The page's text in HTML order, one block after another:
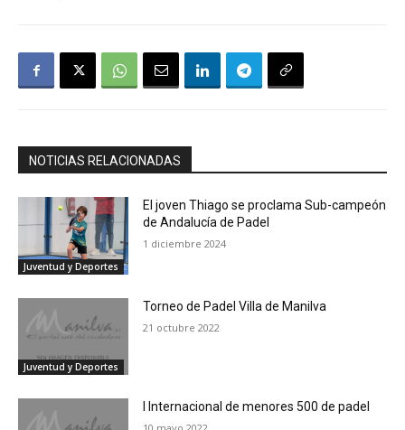
NOTICIAS RELACIONADAS
Juventud y Deportes
El joven Thiago se proclama Sub-campeón
de Andalucía de Padel
1 diciembre 2024
Juventud y Deportes
Torneo de Padel Villa de Manilva
21 octubre 2022
I Internacional de menores 500 de padel